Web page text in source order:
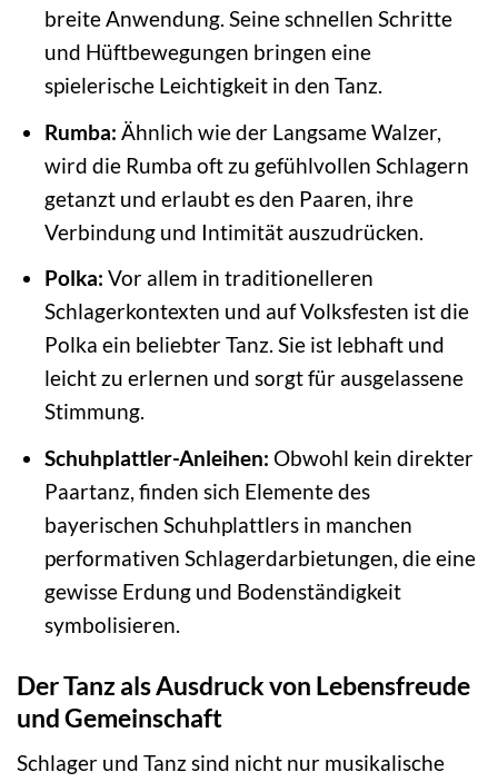
breite Anwendung. Seine schnellen Schritte
und Hüftbewegungen bringen eine
spielerische Leichtigkeit in den Tanz.
Rumba: Ähnlich wie der Langsame Walzer,
wird die Rumba oft zu gefühlvollen Schlagern
getanzt und erlaubt es den Paaren, ihre
Verbindung und Intimität auszudrücken.
Polka: Vor allem in traditionelleren
Schlagerkontexten und auf Volksfesten ist die
Polka ein beliebter Tanz. Sie ist lebhaft und
leicht zu erlernen und sorgt für ausgelassene
Stimmung.
Schuhplattler-Anleihen: Obwohl kein direkter
Paartanz, finden sich Elemente des
bayerischen Schuhplattlers in manchen
performativen Schlagerdarbietungen, die eine
gewisse Erdung und Bodenständigkeit
symbolisieren.
Der Tanz als Ausdruck von Lebensfreude
und Gemeinschaft
Schlager und Tanz sind nicht nur musikalische